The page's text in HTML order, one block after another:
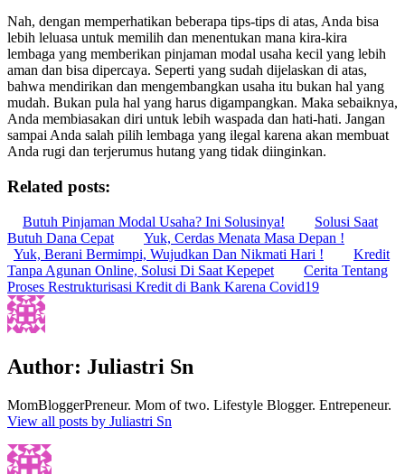
Nah, dengan memperhatikan beberapa tips-tips di atas, Anda bisa
lebih leluasa untuk memilih dan menentukan mana kira-kira
lembaga yang memberikan pinjaman modal usaha kecil yang lebih
aman dan bisa dipercaya. Seperti yang sudah dijelaskan di atas,
bahwa mendirikan dan mengembangkan usaha itu bukan hal yang
mudah. Bukan pula hal yang harus digampangkan. Maka sebaiknya,
Anda membiasakan diri untuk lebih waspada dan hati-hati. Jangan
sampai Anda salah pilih lembaga yang ilegal karena akan membuat
Anda rugi dan terjerumus hutang yang tidak diinginkan.
Related posts:
Butuh Pinjaman Modal Usaha? Ini Solusinya!
Solusi Saat
Butuh Dana Cepat
Yuk, Cerdas Menata Masa Depan !
Yuk, Berani Bermimpi, Wujudkan Dan Nikmati Hari !
Kredit
Tanpa Agunan Online, Solusi Di Saat Kepepet
Cerita Tentang
Proses Restrukturisasi Kredit di Bank Karena Covid19
Author: Juliastri Sn
MomBloggerPreneur. Mom of two. Lifestyle Blogger. Entrepeneur.
View all posts by Juliastri Sn
Author